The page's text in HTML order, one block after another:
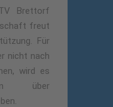
Brettorf
freut
Für
nicht nach
wird es
über